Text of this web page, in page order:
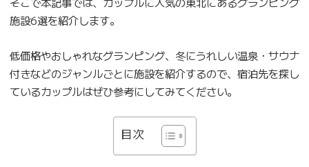
施設6選を紹介します。
低価格やおしゃれなグランピング、冬にうれしい温泉・サウナ
付きなどのジャンルごとに施設を紹介するので、宿泊先を探し
ているカップルはぜひ参考にしてみてください。
目次